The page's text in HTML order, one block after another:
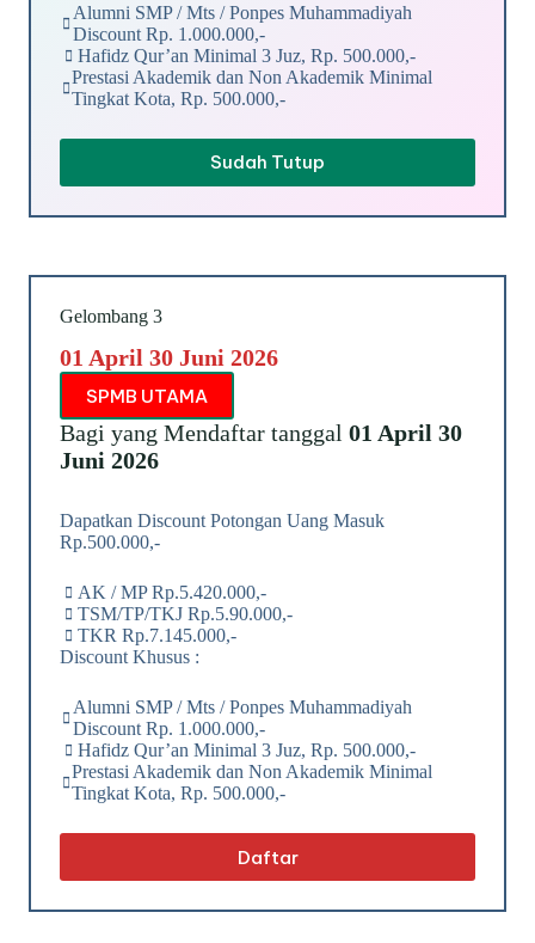
Alumni SMP / Mts / Ponpes Muhammadiyah
Discount Rp. 1.000.000,-
Hafidz Qur’an Minimal 3 Juz, Rp. 500.000,-
Prestasi Akademik dan Non Akademik Minimal
Tingkat Kota, Rp. 500.000,-
Sudah Tutup
Gelombang 3
01 April 30 Juni 2026
SPMB UTAMA
Bagi yang Mendaftar tanggal 01 April 30
Juni 2026
Dapatkan Discount Potongan Uang Masuk
Rp.500.000,-
AK / MP Rp.5.420.000,-
TSM/TP/TKJ Rp.5.90.000,-
TKR Rp.7.145.000,-
Discount Khusus :
Alumni SMP / Mts / Ponpes Muhammadiyah
Discount Rp. 1.000.000,-
Hafidz Qur’an Minimal 3 Juz, Rp. 500.000,-
Prestasi Akademik dan Non Akademik Minimal
Tingkat Kota, Rp. 500.000,-
Daftar